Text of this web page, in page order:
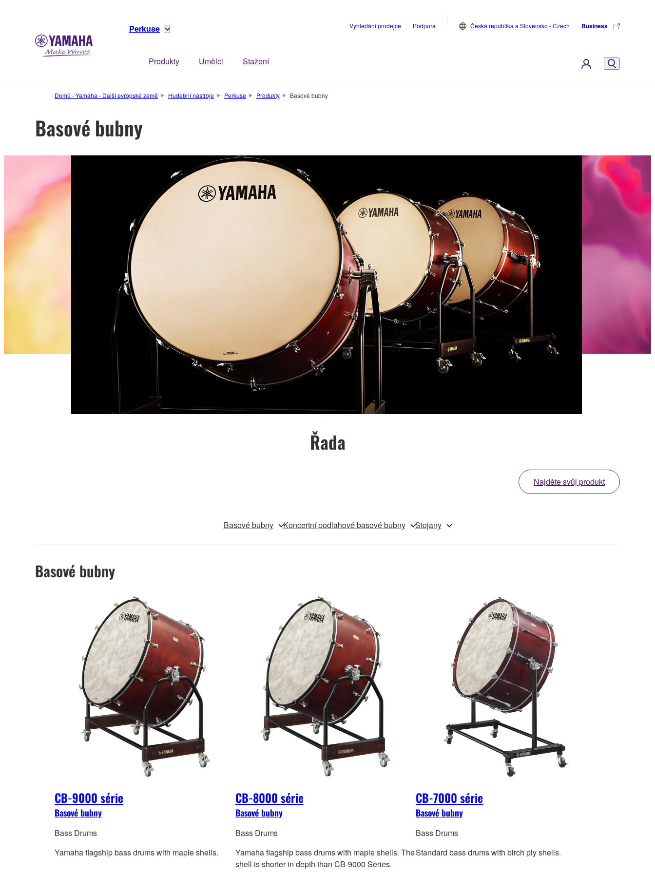
Perkuse
Produkty Umělci Stažení
Vyhledání prodejce Podpora Česká republika a Slovensko - Czech Business
Domů - Yamaha - Další evropské země Hudební nástroje Perkuse Produkty Basové bubny
Basové bubny
Řada
Najděte svůj produkt
Basové bubny Koncertní podlahové basové bubny Stojany
Basové bubny
CB-9000 série
Basové bubny
Bass Drums
Yamaha flagship bass drums with maple shells.
CB-8000 série
Basové bubny
Bass Drums
Yamaha flagship bass drums with maple shells. The
shell is shorter in depth than CB-9000 Series.
CB-7000 série
Basové bubny
Bass Drums
Standard bass drums with birch ply shells.